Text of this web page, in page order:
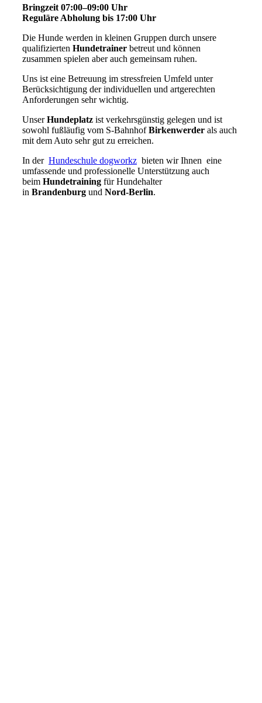
Bringzeit 07:00–09:00 Uhr
Reguläre Abholung bis 17:00 Uhr
Die Hunde werden in kleinen Gruppen durch unsere
qualifizierten Hundetrainerbetreut und können
zusammen spielen aber auch gemeinsam ruhen.
Uns ist eine Betreuung im stressfreien Umfeld unter
Berücksichtigung der individuellen und artgerechten
Anforderungen sehr wichtig.
UnserHundeplatzist verkehrsgünstig gelegen und ist
sowohl fußläufig vom S-BahnhofBirkenwerderals auch
mit dem Auto sehr gut zu erreichen.
In der Hundeschule dogworkzbieten wir Ihnen eine
umfassende und professionelle Unterstützung auch
beim Hundetrainingfür Hundehalter
in Brandenburgund Nord-Berlin.